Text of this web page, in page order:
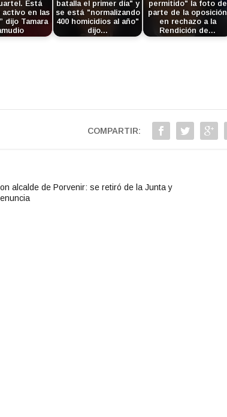
Está
activo en las
dijo Tamara
batalla el primer día" y
se está "normalizando
400 homicidios al año"
dijo…
permitido" la foto de
parte de la oposición
en rechazo a la
Rendición de…
COMPARTIR:
alcalde de Porvenir: se retiró de la Junta y